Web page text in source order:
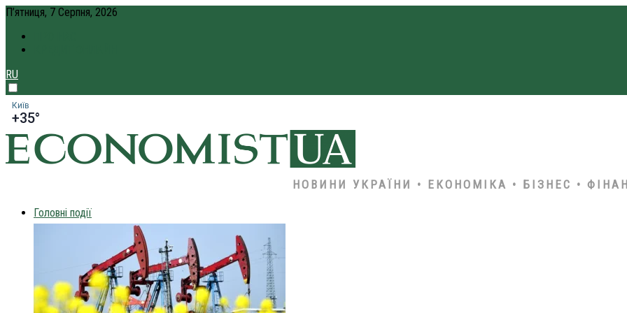
П’ятниця, 7 Серпня, 2026
RU
Київ
+35°
НОВИНИ УКРАЇНИ • ЕКОНОМІКА • БІЗНЕС •
Головні події